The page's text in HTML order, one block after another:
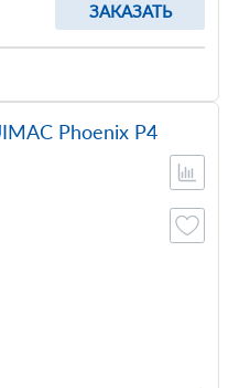
ЗАКАЗАТЬ
Phoenix P4